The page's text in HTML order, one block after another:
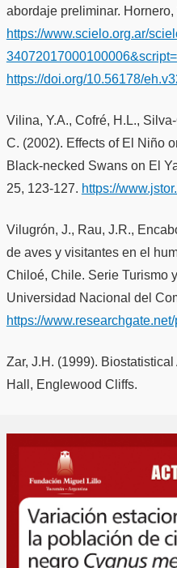
abordaje preliminar. Hornero,
https://www.scielo.org.ar/
https://doi.org/10.56178/
Vilina, Y.A., Cofré, H.L.,
C. (2002). Effects of El Niño
Black-necked Swans on El
25, 123-127. https://
Vilugrón, J., Rau, J.R.,
de aves y visitantes en el
Chiloé, Chile. Serie Turismo
Universidad Nacional del
https://
Zar, J.H. (1999).
Hall, Englewood Cliffs.